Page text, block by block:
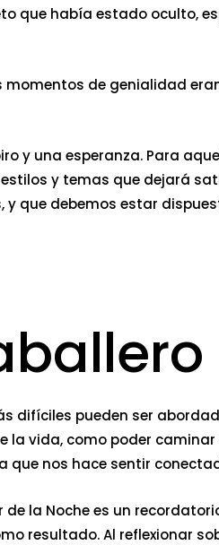
que había estado oculto,
de genialidad
y una esperanza. Para
y temas que dejará
que debemos estar
pueden ser
vida, como poder caminar
que nos hace sentir
la Noche es un
resultado. Al reflexionar